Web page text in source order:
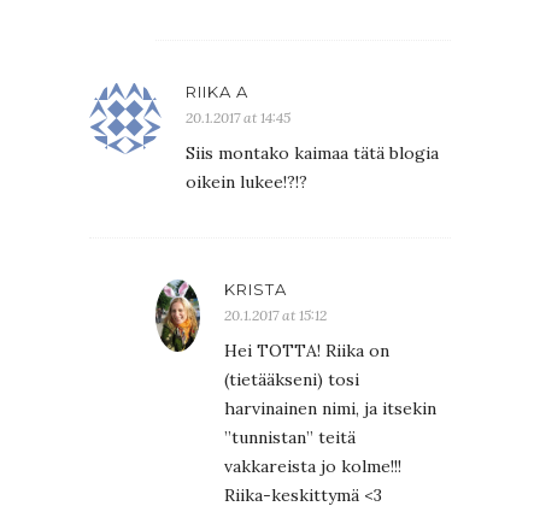
RIIKA A
20.1.2017 at 14:45
Siis montako kaimaa tätä blogia
oikein lukee!?!?
KRISTA
20.1.2017 at 15:12
Hei TOTTA! Riika on
(tietääkseni) tosi
harvinainen nimi, ja itsekin
”tunnistan” teitä
vakkareista jo kolme!!!
Riika-keskittymä <3